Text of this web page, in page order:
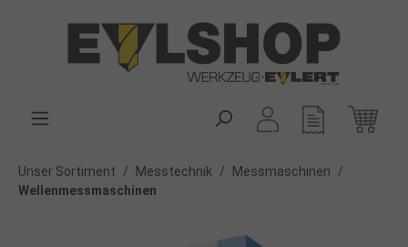
Unser Sortiment / Messtechnik / Messmaschinen
/
Wellenmessmaschinen